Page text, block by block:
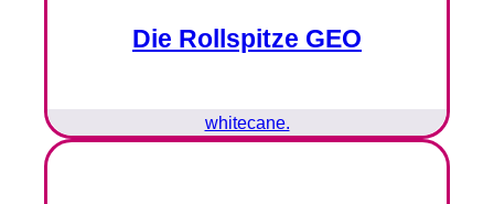
Die Rollspitze GEO
whitecane.